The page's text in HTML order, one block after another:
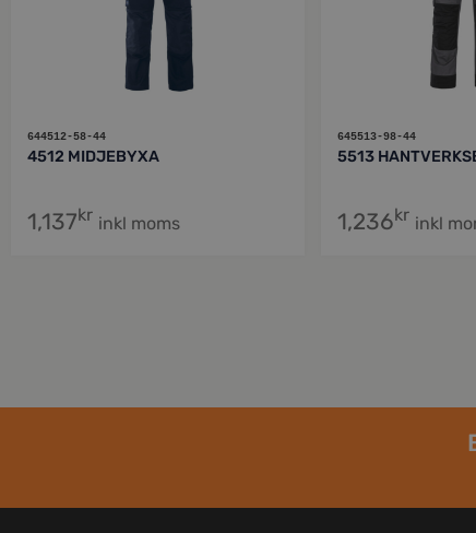
644512-58-44
4512 MIDJEBYXA
1,137kr inkl moms
645513-98-44
5513
1,236kr inkl